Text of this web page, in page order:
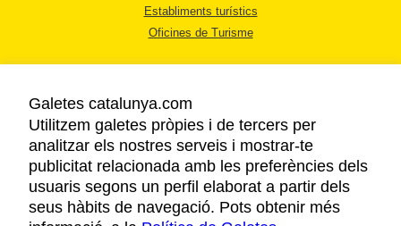
Establiments turístics
Oficines de Turisme
AVÍS LEGAL
POLÍTICA DE PRIVACITAT
COOKIES
Galetes catalunya.com
Utilitzem galetes pròpies i de tercers per
analitzar els nostres serveis i mostrar-te
publicitat relacionada amb les preferències dels
usuaris segons un perfil elaborat a partir dels
seus hàbits de navegació. Pots obtenir més